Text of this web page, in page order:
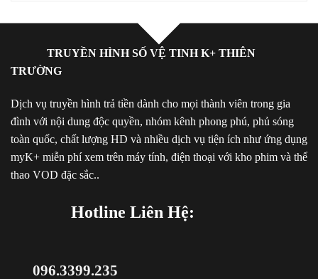
TRUYỀN HÌNH SỐ VỆ TINH K+ THIÊN
TRƯỜNG
Dịch vụ truyền hình trả tiền dành cho mọi thành viên trong gia
đình với nội dung độc quyền, nhóm kênh phong phú, phủ sóng
toàn quốc, chất lượng HD và nhiều dịch vụ tiện ích như ứng dụng
myK+ miễn phí xem trên máy tính, điện thoại với kho phim và thể
thao VOD đặc sắc..
Hotline Liên Hệ:
096.3399.235